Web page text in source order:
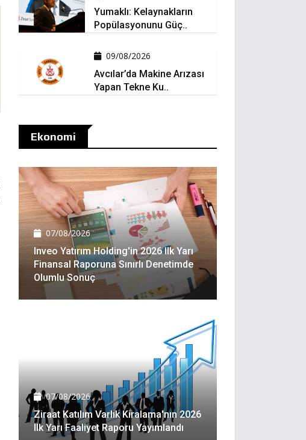
Yumaklı: Kelaynakların
Popülasyonunu Güç..
09/08/2026
Avcılar’da Makine Arızası
Yapan Tekne Ku..
Ekonomi
07/08/2026
Inveo Yatırım Holding'in 2026 Ilk Yarı
Finansal Raporuna Sınırlı Denetimde
Olumlu Sonuç
07/08/2026
Ziraat Katılım Varlık Kiralama'nın 2026
Ilk Yarı Faaliyet Raporu Yayımlandı